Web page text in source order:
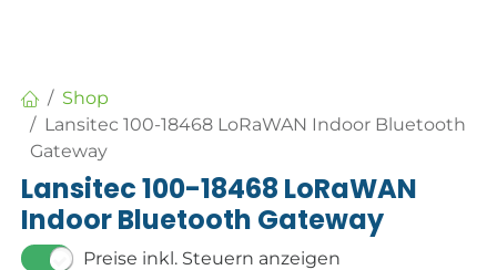
Shop
Lansitec 100-18468 LoRaWAN Indoor Bluetooth
Gateway
Lansitec 100-18468 LoRaWAN
Indoor Bluetooth Gateway
Preise inkl. Steuern anzeigen